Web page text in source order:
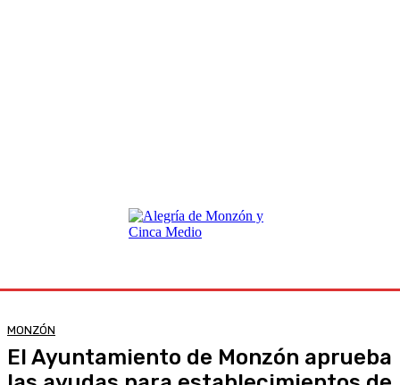
MONZÓN
El Ayuntamiento de Monzón aprueba